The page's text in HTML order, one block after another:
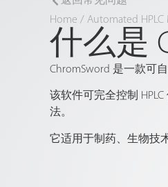
Home / Automated
什么是
ChromSword 是一款可
该软件可完全控制
法。
它适用于制药、生物技